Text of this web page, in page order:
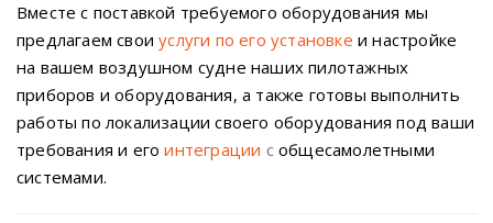
Вместе с поставкой требуемого оборудования мы
предлагаем свои услуги по его установке и настройке
на вашем воздушном судне наших пилотажных
приборов и оборудования, а также готовы выполнить
работы по локализации своего оборудования под ваши
требования и его интеграции собщесамолетными
системами.